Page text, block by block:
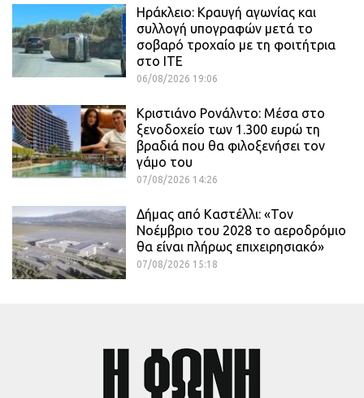
Ηράκλειο: Κραυγή αγωνίας και
συλλογή υπογραφών μετά το
σοβαρό τροχαίο με τη φοιτήτρια
στο ΙΤΕ
06/08/2026 19:06
Κριστιάνο Ρονάλντο: Μέσα στο
ξενοδοχείο των 1.300 ευρώ τη
βραδιά που θα φιλοξενήσει τον
γάμο του
07/08/2026 14:26
Δήμας από Καστέλλι: «Τον
Νοέμβριο του 2028 το αεροδρόμιο
θα είναι πλήρως επιχειρησιακό»
07/08/2026 15:18